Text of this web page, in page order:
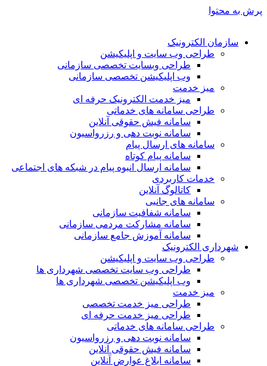
پرش به محتوا
سازمان الکترونیک
طراحی وب سایت و اپلیکیشن
طراحی وبسایت تخصصی سازمانی
وب اپلیکیشن تخصصی سازمانی
میز خدمت
میز خدمت الکترونیک حرفه ای
طراحی سامانه های خدماتی
سامانه فیش حقوقی آنلاین
سامانه نوبت دهی و رزرواسیون
سامانه های ارسال پیام
سامانه پیام کوتاه
سامانه ارسال انبوه پیام در شبکه های اجتماعی
خدمات کاربردی
کاتالوگ آنلاین
سامانه های جانبی
سامانه شفافیت سازمانی
سامانه مشارکت مردمی سازمانی
سامانه آموزش جامع سازمانی
شهرداری الکترونیک
طراحی وب سایت و اپلیکیشن
طراحی وب سایت تخصصی شهرداری ها
وب اپلیکیشن تخصصی شهرداری ها
میز خدمت
طراحی میز خدمت تخصصی
طراحی میز خدمت حرفه ای
طراحی سامانه های خدماتی
سامانه نوبت دهی و رزرواسیون
سامانه فیش حقوقی آنلاین
سامانه ابلاغ عوارض آنلاین